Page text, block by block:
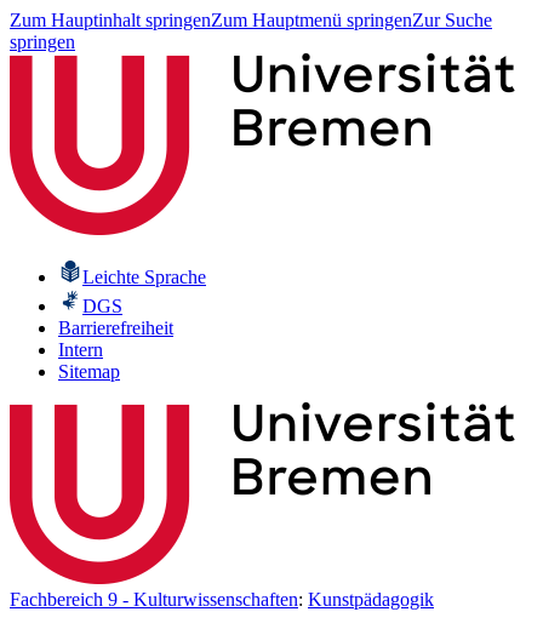
Zum Hauptinhalt springenZum Hauptmenü springenZur Suche
springen
Leichte Sprache
DGS
Barrierefreiheit
Intern
Sitemap
Fachbereich 9 - Kulturwissenschaften: Kunstpädagogik